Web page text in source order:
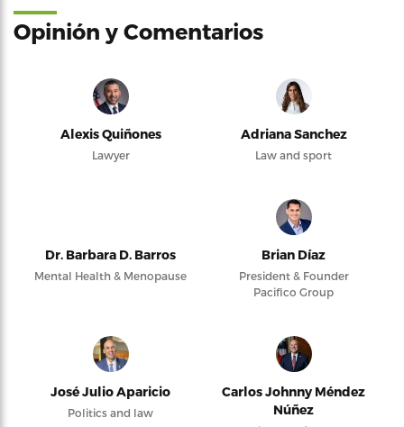
Opinión y Comentarios
Alexis Quiñones
Lawyer
Adriana Sanchez
Law and sport
Dr. Barbara D. Barros
Mental Health & Menopause
Brian Díaz
President & Founder
Pacifico Group
José Julio Aparicio
Politics and law
Carlos Johnny Méndez
Núñez